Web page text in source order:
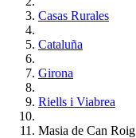
Casas Rurales
Cataluña
Girona
Riells i Viabrea
Masia de Can Roig